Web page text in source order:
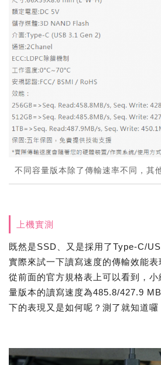
不同容量版本除了傳輸速率不同，其
上機實測
既然是SSD、又是採用了Type-C/
實際來試一下讀寫速度的傳輸效能表
從前面的官方規格表上可以看到，
量版本的讀寫速度為485.8/427.9
下的表現又是如何呢？測了就知道囉